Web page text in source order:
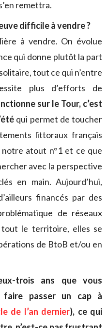
remettra.
difficile à vendre ?
à vendre. On évolue
qui donne plutôt la part
tout ce qui n’entre
plus d’efforts de
sur le Tour, c’est
qui permet de toucher
littoraux français
notre atout n°1 et ce que
avec la perspective
en main. Aujourd’hui,
financés par des
de réseaux
le territoire, elles se
de BtoB et/ou en
trois ans que vous
passer un cap à
de l’an dernier), ce qui